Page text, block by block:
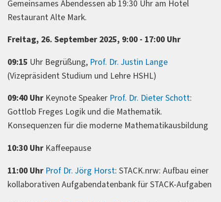
Gemeinsames Abendessen ab 19:30 Uhr am Hotel
Restaurant Alte Mark.
Freitag, 26. September 2025, 9:00 - 17:00 Uhr
09:15 Uhr Begrüßung, Prof. Dr. Justin Lange
(Vizepräsident Studium und Lehre HSHL)
09:40 Uhr Keynote Speaker Prof. Dr. Dieter Schott:
Gottlob Freges Logik und die Mathematik.
Konsequenzen für die moderne Mathematikausbildung
10:30 Uhr Kaffeepause
11:00 Uhr Prof Dr. Jörg Horst: STACK.nrw: Aufbau einer
kollaborativen Aufgabendatenbank für STACK-Aufgaben